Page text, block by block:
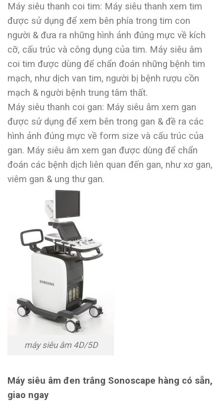
Máy siêu thanh coi tim: Máy siêu thanh xem tim
được sử dụng để xem bên phía trong tim con
người & đưa ra những hình ảnh đúng mực về kích
cỡ, cấu trúc và công dụng của tim. Máy siêu âm
coi tim được dùng để chẩn đoán những bệnh tim
mạch, như dịch van tim, người bị bệnh rượu cồn
mạch & người bệnh trung tâm thất.
Máy siêu thanh coi gan: Máy siêu âm xem gan
được sử dụng để xem bên trong gan & đề ra các
hình ảnh đúng mực về form size và cấu trúc của
gan. Máy siêu âm xem gan được dùng để chẩn
đoán các bệnh dịch liên quan đến gan, như xơ gan,
viêm gan & ung thư gan.
máy siêu âm 4D/5D
Máy siêu âm đen trắng Sonoscape hàng có sẵn,
giao ngay